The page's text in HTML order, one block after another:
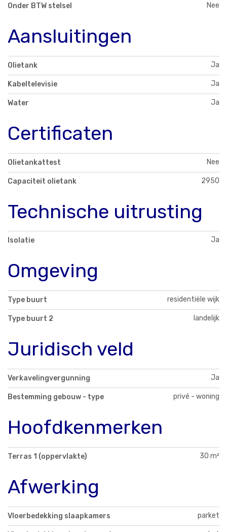
Onder BTW stelsel Nee
Aansluitingen
Olietank Ja
Kabeltelevisie Ja
Water Ja
Certificaten
Olietankattest Nee
Capaciteit olietank 2950
Technische uitrusting
Isolatie Ja
Omgeving
Type buurt residentiële wijk
Type buurt 2 landelijk
Juridisch veld
Verkavelingvergunning Ja
Bestemming gebouw - type privé - woning
Hoofdkenmerken
Terras 1 (oppervlakte) 30 m²
Afwerking
Vloerbedekking slaapkamers parket